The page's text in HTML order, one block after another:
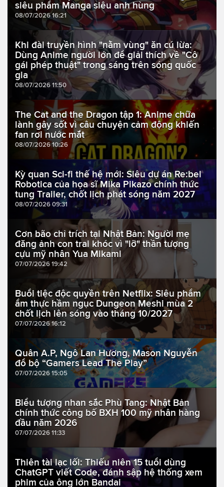
siêu phẩm Manga siêu anh hùng
08/07/2026 16:21
Khi đài truyền hình "nằm vùng" ăn cú lừa:
Dùng Anime người lớn để giải thích về "Cô
gái phép thuật" trong sáng trên sóng quốc
gia
08/07/2026 11:50
The Cat and the Dragon tập 1: Anime chữa
lành gây sốt vì câu chuyện cảm động khiến
fan rơi nước mắt
08/07/2026 10:26
Kỳ quan Sci-fi thế hệ mới: Siêu dự án Re:bel
Robotica của họa sĩ Mika Pikazo chính thức
tung Trailer, chốt lịch phát sóng năm 2027
08/07/2026 09:31
Cơn bão chỉ trích tại Nhật Bản: Người mẹ
đăng ảnh con trai khóc vì "lỡ" thần tượng
cựu mỹ nhân Yua Mikami
07/07/2026 19:42
Buổi tiệc độc quyền trên Netflix: Siêu phẩm
ẩm thực hầm ngục Dungeon Meshi mùa 2
chốt lịch lên sóng vào tháng 10/2027
07/07/2026 16:12
Quân A.P, Ngô Lan Hương, Mason Nguyễn
đổ bộ “Gamers Lead The Play”
07/07/2026 15:05
Biểu tượng nhan sắc Phù Tang: Nhật Bản
chính thức công bố BXH 100 mỹ nhân hàng
đầu năm 2026
07/07/2026 11:33
Thiên tài lạc lối: Thiếu niên 15 tuổi dùng
ChatGPT viết Code, đánh sập hệ thống xem
phim của ông lớn Bandai